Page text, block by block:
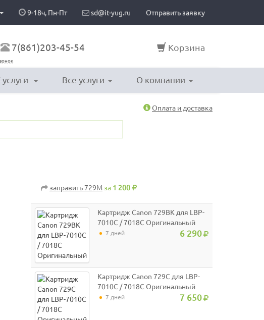
9-18ч, Пн-Пт sd@it-yug.ru Отправить заявку
7(861)203-45-54 Корзина
Все услуги О компании
Оплата и доставка
заправить 729M за 1 200
Картридж Canon 729BK для LBP-
7010C / 7018C Оригинальный
7 дней 6 290
Картридж Canon 729C для LBP-
7010C / 7018C Оригинальный
7 дней 7 650